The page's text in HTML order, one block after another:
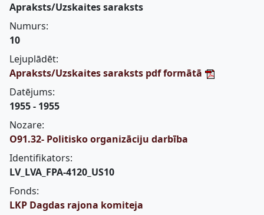
Apraksts/Uzskaites saraksts
Numurs:
10
Lejuplādēt:
Apraksts/Uzskaites saraksts pdf formātā
Datējums:
1955 - 1955
Nozare:
O91.32- Politisko organizāciju darbība
Identifikators:
LV_LVA_FPA-4120_US10
Fonds:
LKP Dagdas rajona komiteja